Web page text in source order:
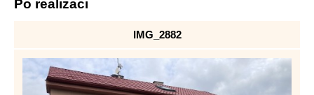
Po realizaci
IMG_2882